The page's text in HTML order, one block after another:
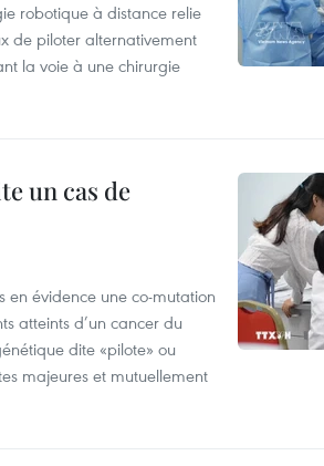
robotique à distance relie
de piloter alternativement
la voie à une chirurgie
un cas de
en évidence une co-mutation
atteints d’un cancer du
dite «pilote» ou
majeures et mutuellement